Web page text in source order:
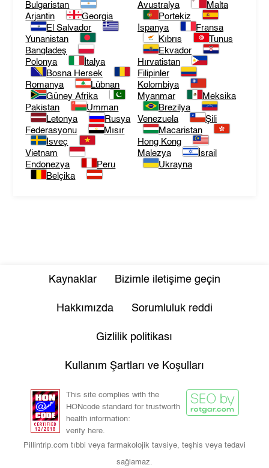
Bulgaristan
Arjantin
Georgia
El Salvador
Yunanistan
Bangladeş
Polonya
İtalya
Bosna Hersek
Romanya
Lübnan
Güney Afrika
Pakistan
Umman
Letonya
Rusya
Federasyonu
Mısır
İsveç
Vietnam
Endonezya
Peru
Belçika
Avustralya
Malta
Portekiz
İspanya
Fransa
Kıbrıs
Tunus
Ekvador
Hırvatistan
Filipinler
Kolombiya
Myanmar
Meksika
Brezilya
Venezuela
Şili
Macaristan
Hong Kong
Malezya
İsrail
Ukrayna
Kaynaklar Bizimle iletişime geçin
Hakkımızda Sorumluluk reddi
Gizlilik politikası
Kullanım Şartları ve Koşulları
This site complies with the
HONcode standard for trustworth
health information:
verify here.
Pillintrip.com tıbbi veya farmakolojik tavsiye, teşhis veya tedavi
sağlamaz.